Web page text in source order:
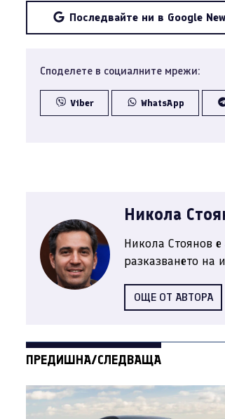
Последвайте ни в Google
Споделете в социалните мрежи:
Viber WhatsApp
Никола
Никола Стоянов
разказването на
ОЩЕ ОТ АВТОРА
ПРЕДИШНА/СЛЕДВАЩА